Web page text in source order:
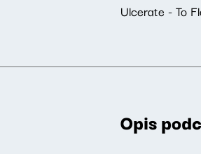
Ulcerate - To
Opis